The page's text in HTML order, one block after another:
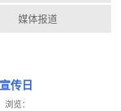
媒体报道
传日
浏览：